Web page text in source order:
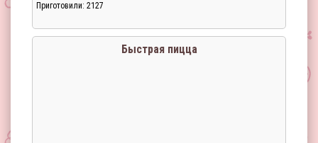
Приготовили: 2127
Быстрая пицца